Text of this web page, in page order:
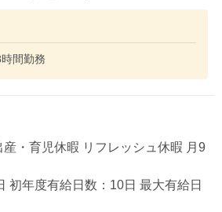
間勤務
・育児休暇 リフレッシュ休暇 月9
初年度有給日数：10日 最大有給日